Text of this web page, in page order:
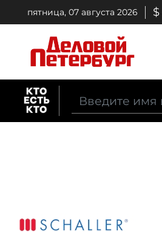
пятница, 07 августа 2026 $